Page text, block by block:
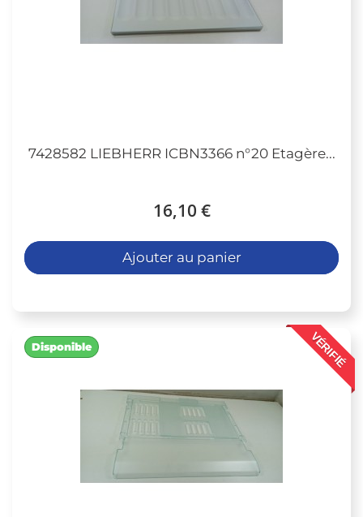
7428582 LIEBHERR ICBN3366 n°20 Etagère...
16,10 €
Ajouter au panier
VÉRIFIÉ
Disponible